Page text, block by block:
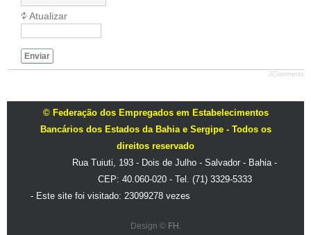
Atualizar
Enviar
JComments
© Federação dos Empregados em Estabelecimentos
Bancários dos Estados da Bahia e Sergipe - Todos os
direitos reservado
Rua Tuiuti, 193 - Dois de Julho - Salvador - Bahia -
CEP: 40.060-020 - Tel. (71) 3329-5333
- Este site foi visitado: 23099278 vezes
Design © FH .